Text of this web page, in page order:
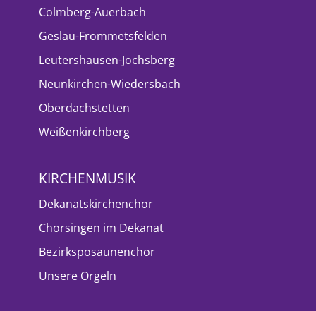
Colmberg-Auerbach
Geslau-Frommetsfelden
Leutershausen-Jochsberg
Neunkirchen-Wiedersbach
Oberdachstetten
Weißenkirchberg
KIRCHENMUSIK
Dekanatskirchenchor
Chorsingen im Dekanat
Bezirksposaunenchor
Unsere Orgeln